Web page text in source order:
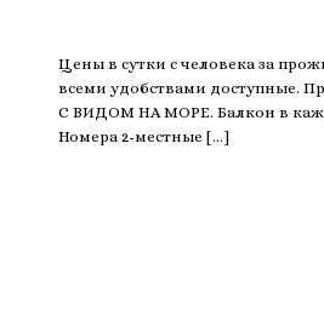
Цены в сутки с человека за
всеми удобствами доступные.
С ВИДОМ НА МОРЕ. Балкон в
Номера 2-местные […]